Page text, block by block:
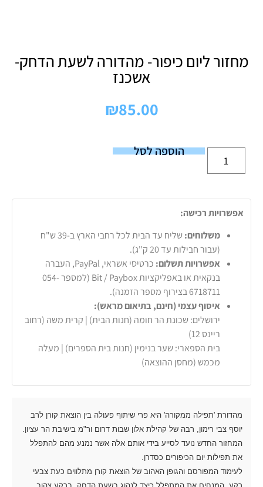
מחזור ליום כיפור- מהדורה לשעת הדחק-
אשכנז
₪85.00
הוספה לסל
אפשרויות רכישה:
משלוחים:
שליח עד הבית לכל רחבי הארץ ב-39 ש"ח
(עבור חבילות עד 20 ק"ג).
אפשרויות תשלום:
כרטיסי אשראי, PayPal, העברה
בנקאית או באפליקציות Bit / Paybox (למספר 054-
6718711 בצירוף מספר הזמנה).
איסוף עצמי (חינם, בתיאום מראש):
ירושלים: שכונת הר חומה (חנות הבית) | קרית משה (רחוב
ריינס 12)
בית הספארי: שער בנימין (חנות בית הספרים) | מעלה
מכמש (מחסן ההוצאה)
מהדורת 'תפילה ממקורה' היא פרי שיתוף פעולה בין הוצאת קורן לרב
יוסף צבי רימון, רבה של קהילת אלון שבות דרום ור"מ בישיבת הר עציון.
המחזור החדש נועד לסייע בידי אותם אלה אשר נמנע מהם להתפלל
את תפילות יום הכיפורים כסדרן.
לעימוד המפורסם והגופן האהוב של הוצאת קורן מתלווים כעת צבעי